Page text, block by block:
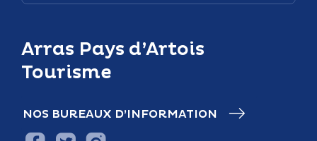
Arras Pays d’Artois
Tourisme
NOS BUREAUX D’INFORMATION